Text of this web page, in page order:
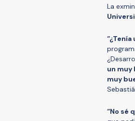
La
un muy
muy
“No sé